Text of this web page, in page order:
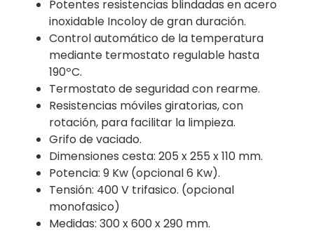
Potentes resistencias blindadas en acero
inoxidable Incoloy de gran duración.
Control automático de la temperatura
mediante termostato regulable hasta
190ºC.
Termostato de seguridad con rearme.
Resistencias móviles giratorias, con
rotación, para facilitar la limpieza.
Grifo de vaciado.
Dimensiones cesta: 205 x 255 x 110 mm.
Potencia: 9 Kw (opcional 6 Kw).
Tensión: 400 V trifasico. (opcional
monofasico)
Medidas: 300 x 600 x 290 mm.